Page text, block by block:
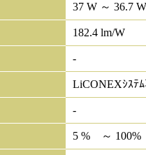
37 W ～ 36.7
182.4 lm/W
-
LiCONEXｼｽﾃ
-
5 % ～ 100%